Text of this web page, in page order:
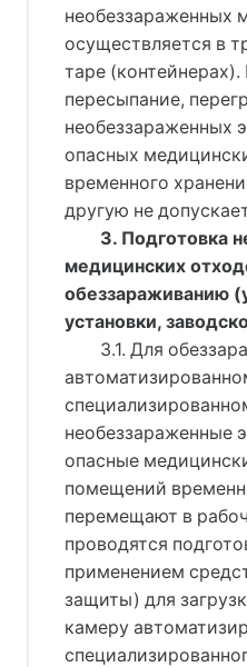
необеззараженных
осуществляется в
таре
пересыпание,
необеззараженных
опасных
временного
другую не
3. Подготовка
медицинских
обеззараживанию
установки,
3.1. Для
необеззараженные
опасные
помещений
перемещают в
проводятся
применением
защиты) для
камеру